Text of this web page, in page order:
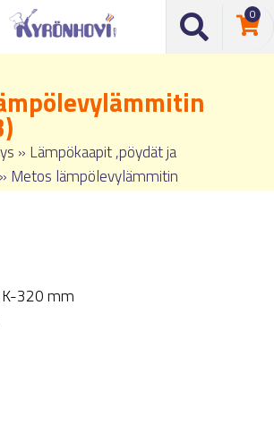
0
» Lämpökaapit ,pöydät ja
» Metos lämpölevylämmitin
320 mm